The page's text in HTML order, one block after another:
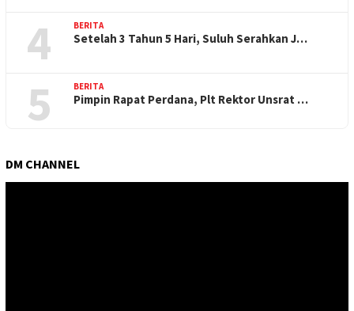
4 BERITA
Setelah 3 Tahun 5 Hari, Suluh Serahkan J…
5 BERITA
Pimpin Rapat Perdana, Plt Rektor Unsrat …
DM CHANNEL